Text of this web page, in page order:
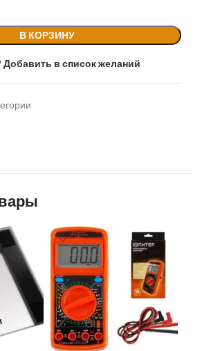
В КОРЗИНУ
Добавить в список желаний